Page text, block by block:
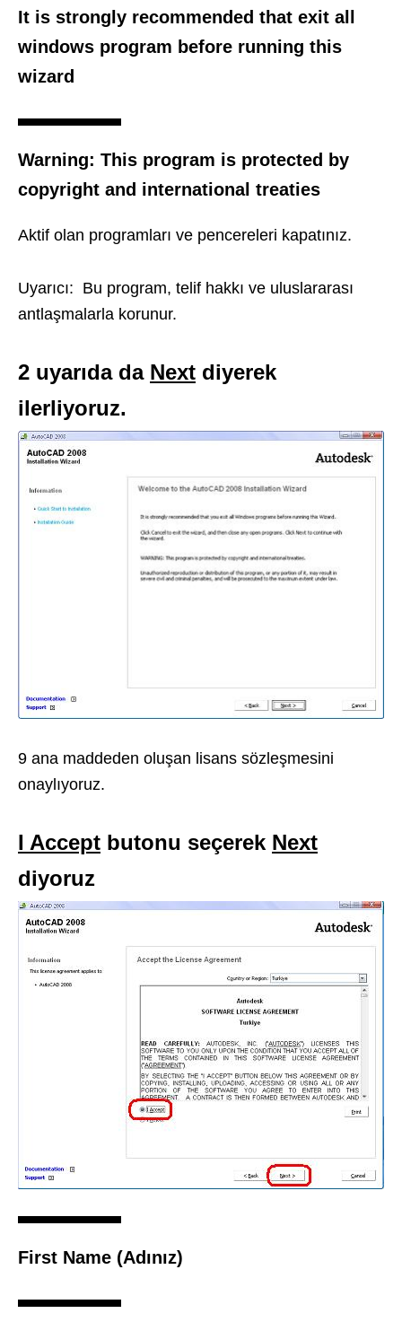
It is strongly recommended that exit all
windows program before running this
wizard
Warning: This program is protected by
copyright and international treaties
Aktif olan programları ve pencereleri kapatınız.
Uyarıcı: Bu program, telif hakkı ve uluslararası
antlaşmalarla korunur.
2 uyarıda da Next diyerek
ilerliyoruz.
9 ana maddeden oluşan lisans sözleşmesini
onaylıyoruz.
I Accept butonu seçerek Next
diyoruz
First Name (Adınız)